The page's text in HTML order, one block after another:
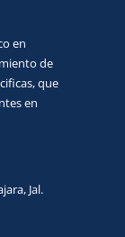
en
de
que
en
Jal.